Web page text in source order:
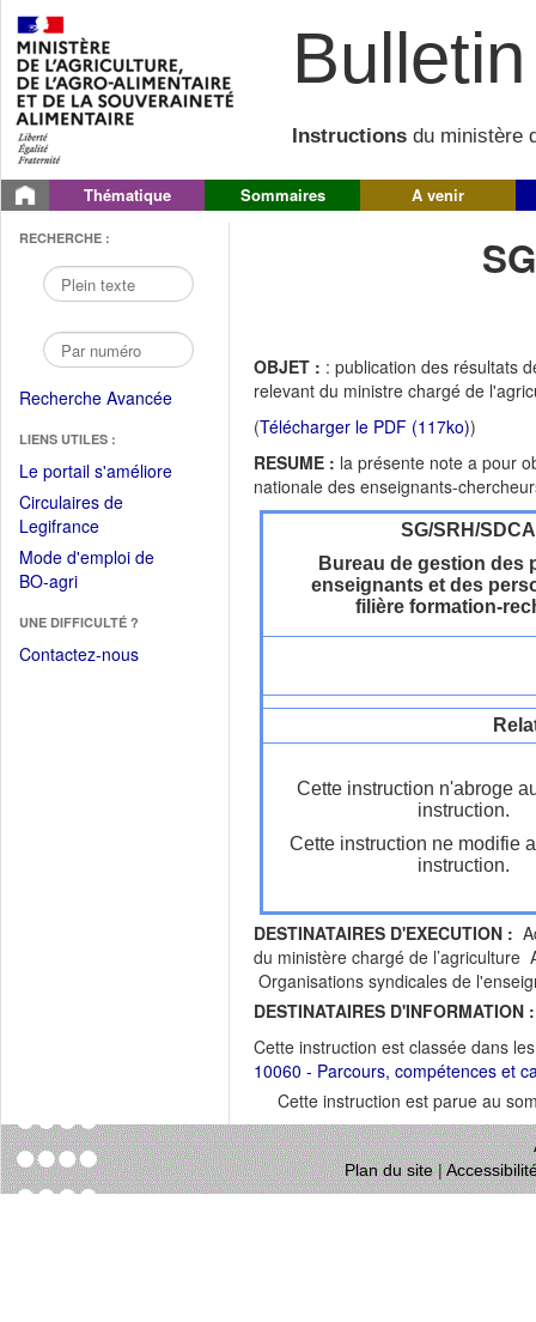
Instructions du ministère
Thématique Sommaires A venir
RECHERCHE :
Recherche Avancée
LIENS UTILES :
Le portail s'améliore(Fichier
Circulaires de
Legifrance(Ouvrir
dans
une
fenêtre)
Mode d'emploi de
BO-agri(Ouvrir
une
nouvelle
UNE DIFFICULTÉ ?
Contactez-nous
OBJET : : publication des résultats
relevant du ministre chargé de
(Télécharger le PDF (117ko))
RESUME : la présente note a pour
nationale des enseignants-
SG/SRH/
Bureau de gestion des
enseignants et des
filière formation-
Cette instruction n'abroge
instruction.
Cette instruction ne modifie
instruction.
DESTINATAIRES D'EXECUTION :
du ministère chargé de l’agriculture
Organisations syndicales de
DESTINATAIRES D'INFORMATION :
Cette instruction est classée dans
10060 - Parcours, compétences et
Cette instruction est parue au
Plan du site|